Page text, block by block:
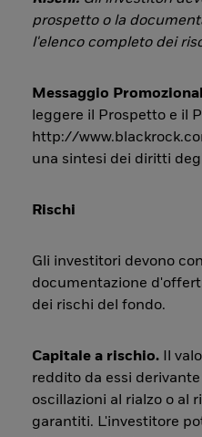
prospetto o la
l'elenco completo dei
Messaggio
leggere il Prospetto e il
http://
una sintesi dei diritti
Rischi
Gli investitori devono
documentazione
dei rischi del fondo.
Capitale a rischio. Il
reddito da essi
oscillazioni al rialzo o al
garantiti. L'investitore